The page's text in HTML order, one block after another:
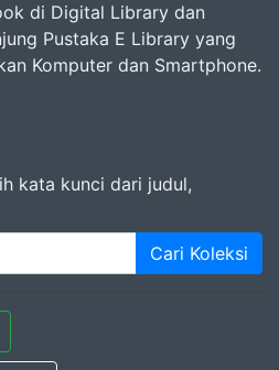
di Digital Library dan
Pustaka E Library yang
Komputer dan Smartphone.
kata kunci dari judul,
Cari Koleksi